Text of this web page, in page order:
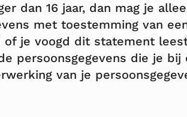
dan 16 jaar, dan mag je
met toestemming van
of je voogd dit statement
persoonsgegevens die je
van je